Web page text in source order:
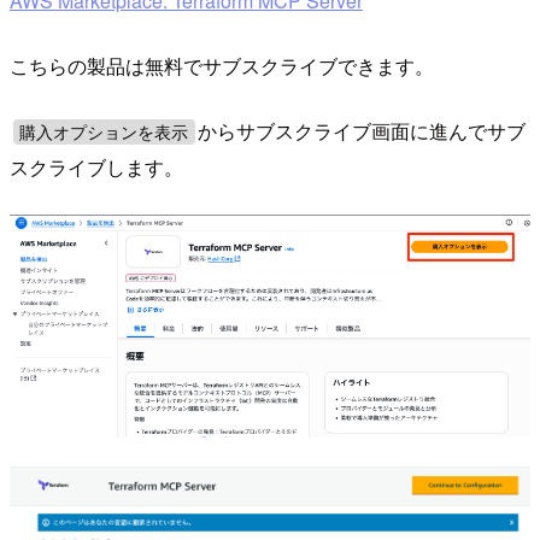
こちらの製品は無料でサブスクライブできます。
購入オプションを表示 からサブスクライブ画面に進んでサブ
スクライブします。